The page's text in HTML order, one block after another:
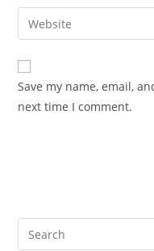
comment
email
address
comment
Enter
your
website
URL
(optional)
Save my name, email,
next time I comment.